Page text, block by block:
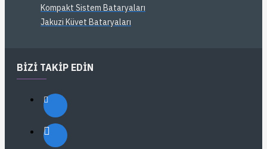
Kompakt Sistem Bataryaları
Jakuzi Küvet Bataryaları
BIZI TAKIP EDIN